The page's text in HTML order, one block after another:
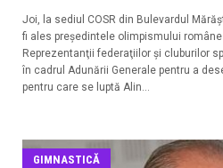
Joi, la sediul COSR din Bulevardul
fi ales preşedintele olimpismului
Reprezentanţii federaţiilor şi cluburilor
în cadrul Adunării Generale pentru a
pentru care se luptă Alin...
GIMNASTICĂ